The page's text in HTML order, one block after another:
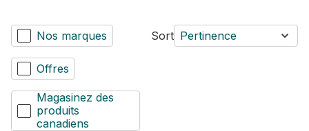
Nos marques
Offres
Magasinez des
produits
canadiens
Sort Pertinence